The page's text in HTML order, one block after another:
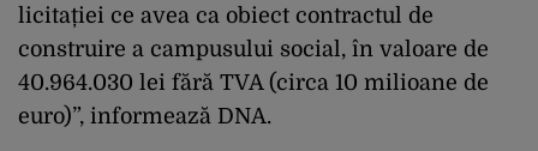
licitației ce avea ca obiect contractul de
construire a campusului social, în valoare de
40.964.030 lei fără TVA (circa 10 milioane de
euro)”, informează DNA.